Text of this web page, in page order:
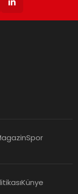
Spor
Künye